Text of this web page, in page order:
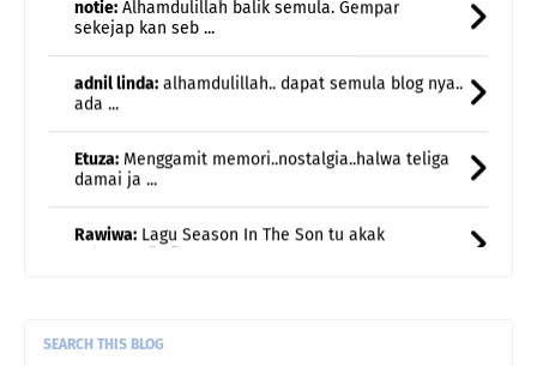
adnil linda:alhamdulillah.. dapat semula blog nya..
ada ...
Etuza:Menggamit memori..nostalgia..halwa teliga
damai ja ...
Rawiwa:Lagu Season In The Son tu akak
sukaaaaa🥰🤗
Rawiwa: Weekend kami jarang breakfast kat luar...
SEARCH THIS BLOG